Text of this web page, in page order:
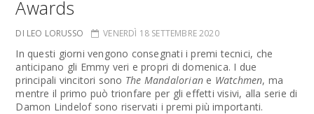
Awards
DI LEO LORUSSO VENERDÌ 18 SETTEMBRE 2020
In questi giorni vengono consegnati i premi tecnici, che
anticipano gli Emmy veri e propri di domenica. I due
principali vincitori sono The Mandalorian e Watchmen, ma
mentre il primo può trionfare per gli effetti visivi, alla serie di
Damon Lindelof sono riservati i premi più importanti.